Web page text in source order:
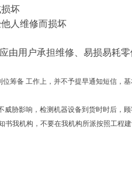
坏
人维修而损坏
由用户承担维修、易损易耗
筹备 工作上，并不予提早通知短信，
胁影响，检测机器设备到货时时后，
书我机构，不要在我机构所派按照工程